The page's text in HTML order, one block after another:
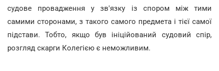
судове провадження у зв'язку із спором між тими
самими сторонами, з такого самого предмета і тієї самої
підстави. Тобто, якщо був ініційований судовий спір,
розгляд скарги Колегією є неможливим.